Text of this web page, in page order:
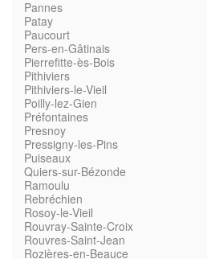
Pannes
Patay
Paucourt
Pers-en-Gâtinais
Pierrefitte-ès-Bois
Pithiviers
Pithiviers-le-Vieil
Poilly-lez-Gien
Préfontaines
Presnoy
Pressigny-les-Pins
Puiseaux
Quiers-sur-Bézonde
Ramoulu
Rebréchien
Rosoy-le-Vieil
Rouvray-Sainte-Croix
Rouvres-Saint-Jean
Rozières-en-Beauce